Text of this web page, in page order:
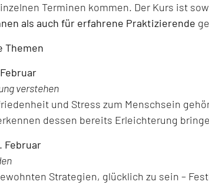
Terminen kommen. Der Kurs ist
als auch für erfahrene Praktizierende
Themen
Februar
verstehen
und Stress zum Menschsein
dessen bereits Erleichterung
Februar
Strategien, glücklich zu sein –